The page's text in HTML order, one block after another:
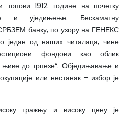
топови 1912. године на почетку
и уједињење. Бескаматну
банку, по узору на ГЕНЕКС
један од наших читалаца, чине
фондови као облик
њиве до трпезе“. Обједињавање и
или нестанак – избор је
тражњу и високу цену је